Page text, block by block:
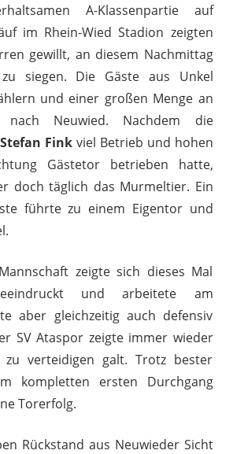
A-Klassenpartie auf
im Rhein-Wied Stadion zeigten
gewillt, an diesem Nachmittag
siegen. Die Gäste aus Unkel
und einer großen Menge an
nach Neuwied. Nachdem die
Stefan Fink viel Betrieb und hohen
Gästetor betrieben hatte,
doch täglich das Murmeltier. Ein
führte zu einem Eigentor und
zeigte sich dieses Mal
und arbeitete am
aber gleichzeitig auch defensiv
SV Ataspor zeigte immer wieder
verteidigen galt. Trotz bester
kompletten ersten Durchgang
Torerfolg.
Rückstand aus Neuwieder Sicht